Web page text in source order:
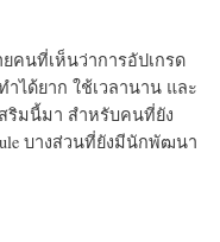
คนที่เห็นว่าการอัปเกรด
ำได้ยาก ใช้เวลานาน และ
ริมนี้มา สำหรับคนที่ยัง
บางส่วนที่ยังมีนักพัฒนา